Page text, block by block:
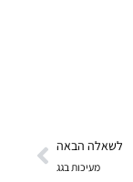
לשאלה הבאה
מעיכות בגג